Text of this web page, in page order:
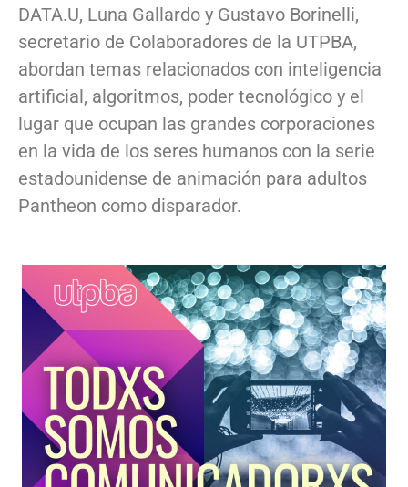
DATA.U, Luna Gallardo y Gustavo Borinelli,
secretario de Colaboradores de la UTPBA,
abordan temas relacionados con inteligencia
artificial, algoritmos, poder tecnológico y el
lugar que ocupan las grandes corporaciones
en la vida de los seres humanos con la serie
estadounidense de animación para adultos
Pantheon como disparador.